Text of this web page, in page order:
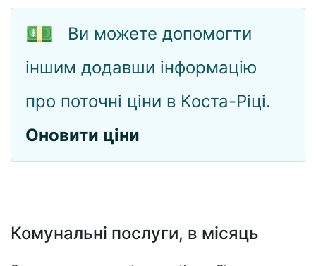
💵
Ви можете допомогти
іншим додавши інформацію
про поточні ціни в Коста-Ріці.
Оновити ціни
Комунальні послуги, в місяць